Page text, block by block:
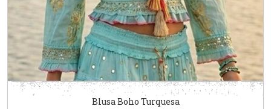
Blusa Boho Turquesa